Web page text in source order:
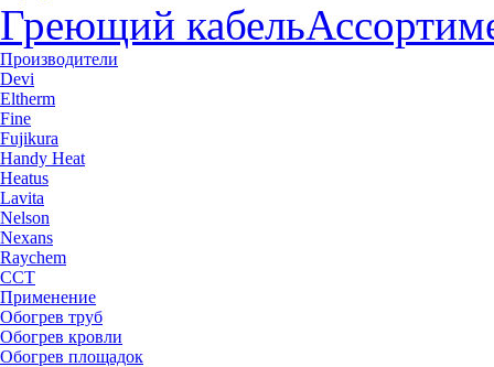
Греющий кабель
Производители
Devi
Eltherm
Fine
Fujikura
Handy Heat
Heatus
Lavita
Nelson
Nexans
Raychem
ССТ
Применение
Обогрев труб
Обогрев кровли
Обогрев площадок